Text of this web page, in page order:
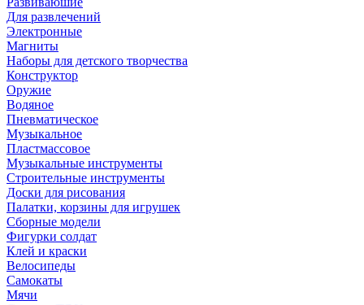
Для развлечений
Электронные
Магниты
Наборы для детского творчества
Конструктор
Оружие
Водяное
Пневматическое
Музыкальное
Пластмассовое
Музыкальные инструменты
Строительные инструменты
Доски для рисования
Палатки, корзины для игрушек
Сборные модели
Фигурки солдат
Клей и краски
Велосипеды
Самокаты
Мячи